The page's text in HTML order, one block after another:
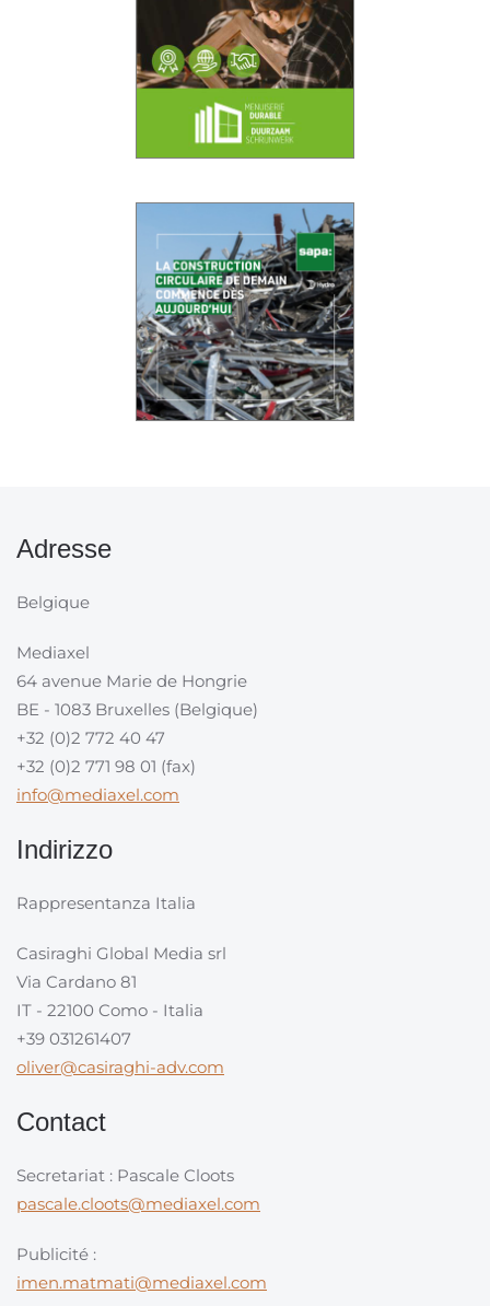
Adresse
Belgique
Mediaxel
64 avenue Marie de Hongrie
BE - 1083 Bruxelles (Belgique)
+32 (0)2 772 40 47
+32 (0)2 771 98 01 (fax)
info@mediaxel.com
Indirizzo
Rappresentanza Italia
Casiraghi Global Media srl
Via Cardano 81
IT - 22100 Como - Italia
+39 031261407
oliver@casiraghi-adv.com
Contact
Secretariat : Pascale Cloots
pascale.cloots@mediaxel.com
Publicité :
imen.matmati@mediaxel.com